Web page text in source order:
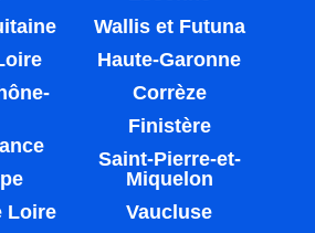
Loire
Wallis et Futuna
Haute-Garonne
Corrèze
Finistère
Saint-Pierre-et-
Miquelon
Vaucluse